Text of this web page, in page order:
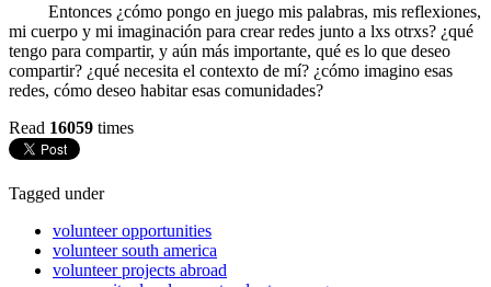
Entonces ¿cómo pongo en juego mis palabras, mis reflexiones,
mi cuerpo y mi imaginación para crear redes junto a lxs otrxs? ¿qué
tengo para compartir, y aún más importante, qué es lo que deseo
compartir? ¿qué necesita el contexto de mí? ¿cómo imagino esas
redes, cómo deseo habitar esas comunidades?
Read 16059 times
Tagged under
volunteer opportunities
volunteer south america
volunteer projects abroad